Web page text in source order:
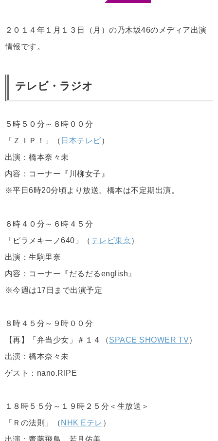
２０１４年１月１３日（月）の乃木坂46のメディア出演
情報です。
テレビ・ラジオ
５時５０分～８時００分
「ＺＩＰ！」（ 日本テレビ）
出演：橋本奈々未
内容：コーナー『川柳女子』
※平日6時20分頃より放送。橋本は不定期出演。
６時４０分～６時４５分
「ピラメキーノ640」（ テレビ東京）
出演：生駒里奈
内容：コーナー『だるだるenglish』
※今週は17日まで出演予定
８時４５分～９時００分
【再】「弁当少女」＃１４（SPACE SHOWER TV）
出演：橋本奈々未
ゲスト：nano.RIPE
１８時５５分～１９時２５分＜生放送＞
「Ｒの法則」（ NHK Eテレ ）
出演：齋藤飛鳥、若月佑美